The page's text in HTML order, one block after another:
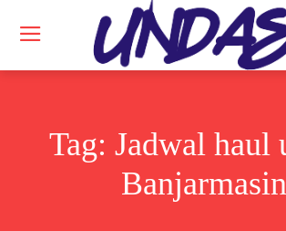
Tag: Jadwal haul
Banjarmasin